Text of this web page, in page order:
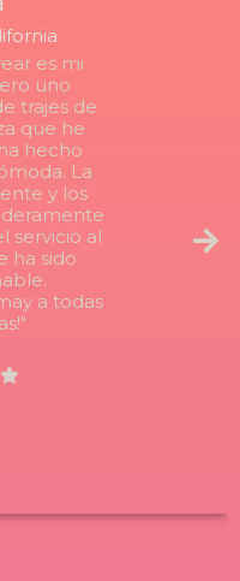
es mi
uno
trajes de
que he
hecho
La
y los
servicio al
ha sido
a todas